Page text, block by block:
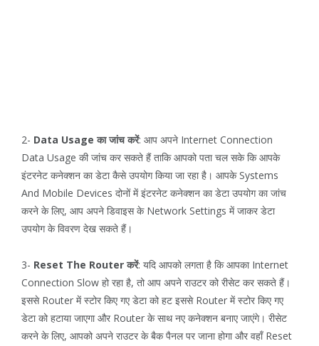
2- Data Usage का जांच करें: आप अपने Internet Connection
Data Usage की जांच कर सकते हैं ताकि आपको पता चल सके कि आपके
इंटरनेट कनेक्शन का डेटा कैसे उपयोग किया जा रहा है। आपके Systems
And Mobile Devices दोनों में इंटरनेट कनेक्शन का डेटा उपयोग का जांच
करने के लिए, आप अपने डिवाइस के Network Settings में जाकर डेटा
उपयोग के विवरण देख सकते हैं।
3- Reset The Router करें: यदि आपको लगता है कि आपका Internet
Connection Slow हो रहा है, तो आप अपने राउटर को रीसेट कर सकते हैं।
इससे Router में स्टोर किए गए डेटा को हट इससे Router में स्टोर किए गए
डेटा को हटाया जाएगा और Router के साथ नए कनेक्शन बनाए जाएंगे। रीसेट
करने के लिए, आपको अपने राउटर के बैक पैनल पर जाना होगा और वहाँ Reset